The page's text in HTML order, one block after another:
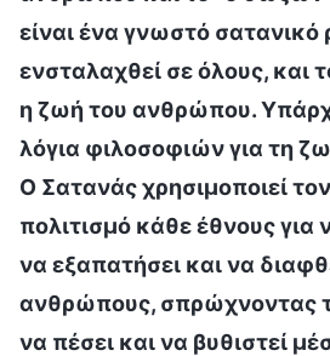
είναι ένα γνωστό σατανικό
ενσταλαχθεί σε όλους, και
η ζωή του ανθρώπου.
λόγια φιλοσοφιών για τη
Ο Σατανάς χρησιμοποιεί
πολιτισμό κάθε έθνους για
να εξαπατήσει και να
ανθρώπους, σπρώχνοντας
να πέσει και να βυθιστεί